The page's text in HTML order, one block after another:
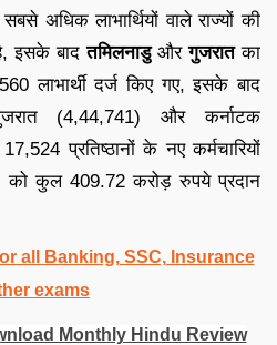
अधिक लाभार्थियों वाले राज्यों की
इसके बादतमिलनाडुऔरगुजरातका
लाभार्थी दर्ज किए गए, इसके बाद
(4,44,741) और कर्नाटक
प्रतिष्ठानों के नए कर्मचारियों
को कुल 409.72 करोड़ रुपये प्रदान
all Banking, SSC, Insurance
exams
Monthly Hindu Review